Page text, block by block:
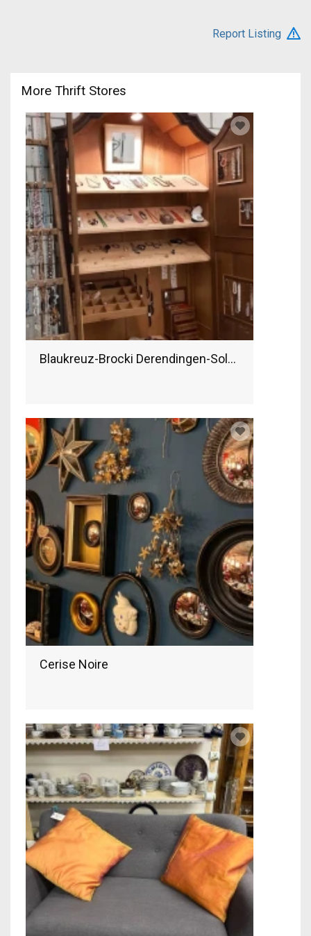
Report Listing
More Thrift Stores
Blaukreuz-Brocki Derendingen-Solothurn
Cerise Noire